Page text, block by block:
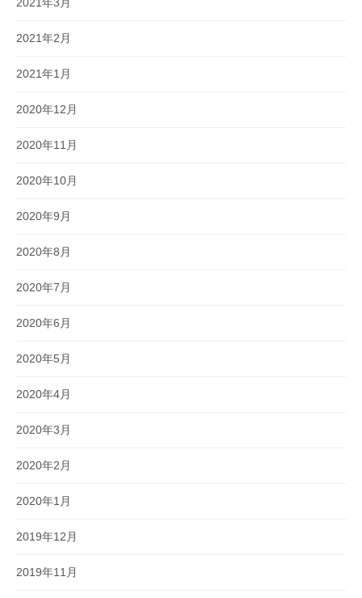
2021年2月
2021年1月
2020年12月
2020年11月
2020年10月
2020年9月
2020年8月
2020年7月
2020年6月
2020年5月
2020年4月
2020年3月
2020年2月
2020年1月
2019年12月
2019年11月